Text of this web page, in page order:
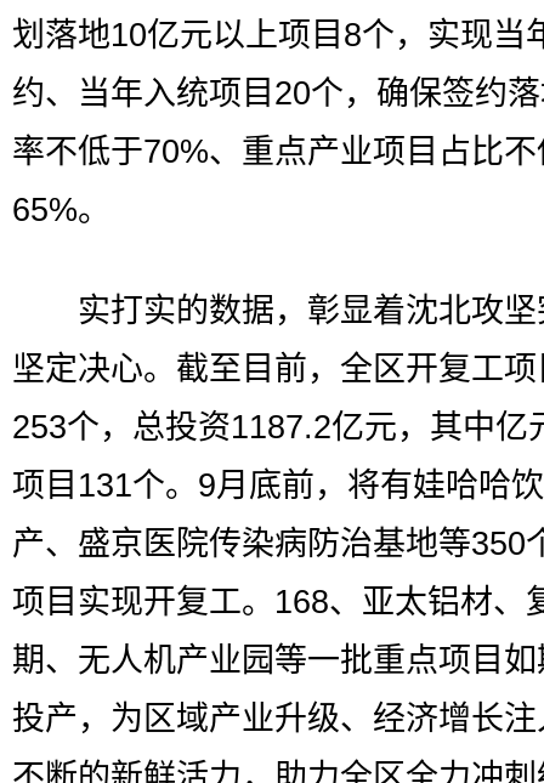
划落地10亿元以上项目8个，实现当
约、当年入统项目20个，确保签约
率不低于70%、重点产业项目占比
65%。
实打实的数据，彰显着沈北攻坚
坚定决心。截至目前，全区开复工
253个，总投资1187.2亿元，其中亿
项目131个。9月底前，将有娃哈哈
产、盛京医院传染病防治基地等350
项目实现开复工。168、亚太铝材、
期、无人机产业园等一批重点项目
投产，为区域产业升级、经济增长